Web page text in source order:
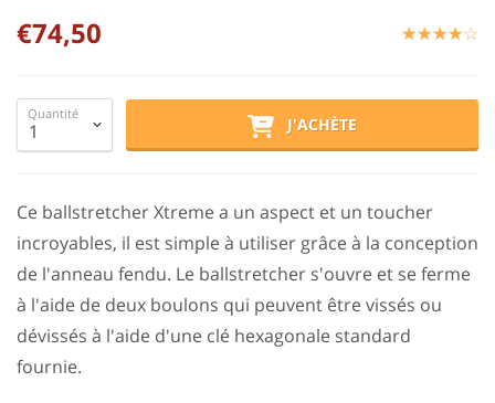
€74,50
☆☆☆☆☆
★★★★★
Quantité
J'ACHÈTE
Ce ballstretcher Xtreme a un aspect et un toucher
incroyables, il est simple à utiliser grâce à la conception
de l'anneau fendu. Le ballstretcher s'ouvre et se ferme
à l'aide de deux boulons qui peuvent être vissés ou
dévissés à l'aide d'une clé hexagonale standard
fournie.